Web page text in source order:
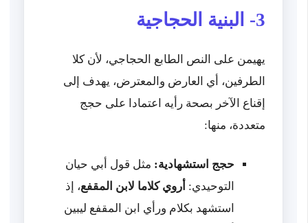
3- البنية الحجاجية
يهيمن على النص الطابع الحجاجي، لأن كلا
الطرفين، أي العارض والمعترض، يهدف إلى
إقناع الآخر بصحة رأيه اعتمادا على حجج
متعددة، منها:
حجج استشهادية: مثل قول أبي حيان
التوحيدي: أروي كلاما لابن المقفع، إذ
استشهد بكلام ورأي ابن المقفع ليبين